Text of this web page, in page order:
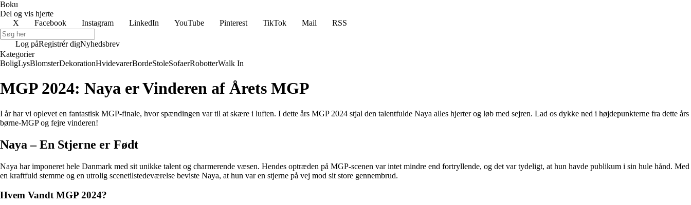
Boku
Del og vis hjerte
X
Facebook Instagram LinkedIn YouTube Pinterest TikTok Mail RSS
Log påRegistrér digNyhedsbrev
Kategorier
BoligLysBlomsterDekorationHvidevarerBordeStoleSofaerRobotterWalk In
MGP 2024: Naya er Vinderen af Årets MGP
I år har vi oplevet en fantastisk MGP-finale, hvor spændingen var til at skære i luften. I dette års MGP 2024 stjal den talentfulde Naya alles hjerter og løb med sejren. Lad os dykke ned i højdepunkterne fra dette års
børne-MGP og fejre vinderen!
Naya – En Stjerne er Født
Naya har imponeret hele Danmark med sit unikke talent og charmerende væsen. Hendes optræden på MGP-scenen var intet mindre end fortryllende, og det var tydeligt, at hun havde publikum i sin hule hånd. Med
en kraftfuld stemme og en utrolig scenetilstedeværelse beviste Naya, at hun var en stjerne på vej mod sit store gennembrud.
Hvem Vandt MGP 2024?